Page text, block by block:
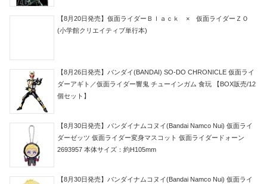
【8月20日発売】仮面ライダーＢｌａｃｋ × 仮面ライダーＺＯ
(小学館クリエイティブ単行本)
【8月26日発売】バンダイ(BANDAI) SO-DO CHRONICLE 仮面ライ
ダーアギト／仮面ライダー響鬼 チューインガム 食玩 【BOX販売/12
個セット】
【8月30日発売】バンダイナムコヌイ(Bandai Namco Nui) 仮面ライ
ダーゼッツ 仮面ライダー変身マスコット 仮面ライダードォーン
2693957 本体サイズ：約H105mm
【8月30日発売】バンダイナムコヌイ(Bandai Namco Nui) 仮面ライ